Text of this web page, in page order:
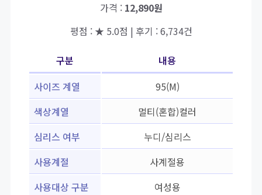
가격 : 12,890원
평점 : ★ 5.0점 | 후기 : 6,734건
구분
내용
사이즈 계열
95(M)
색상계열
멀티(혼합)컬러
심리스 여부
누디/심리스
사용계절
사계절용
사용대상 구분
여성용